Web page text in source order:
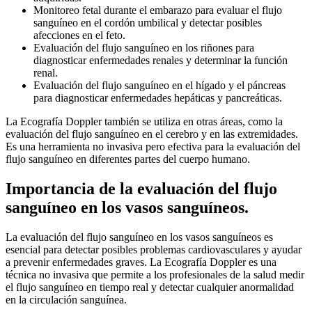
Monitoreo fetal durante el embarazo para evaluar el flujo
sanguíneo en el cordón umbilical y detectar posibles
afecciones en el feto.
Evaluación del flujo sanguíneo en los riñones para
diagnosticar enfermedades renales y determinar la función
renal.
Evaluación del flujo sanguíneo en el hígado y el páncreas
para diagnosticar enfermedades hepáticas y pancreáticas.
La Ecografía Doppler también se utiliza en otras áreas, como la
evaluación del flujo sanguíneo en el cerebro y en las extremidades.
Es una herramienta no invasiva pero efectiva para la evaluación del
flujo sanguíneo en diferentes partes del cuerpo humano.
Importancia de la evaluación del flujo
sanguíneo en los vasos sanguíneos.
La evaluación del flujo sanguíneo en los vasos sanguíneos es
esencial para detectar posibles problemas cardiovasculares y ayudar
a prevenir enfermedades graves. La Ecografía Doppler es una
técnica no invasiva que permite a los profesionales de la salud medir
el flujo sanguíneo en tiempo real y detectar cualquier anormalidad
en la circulación sanguínea.